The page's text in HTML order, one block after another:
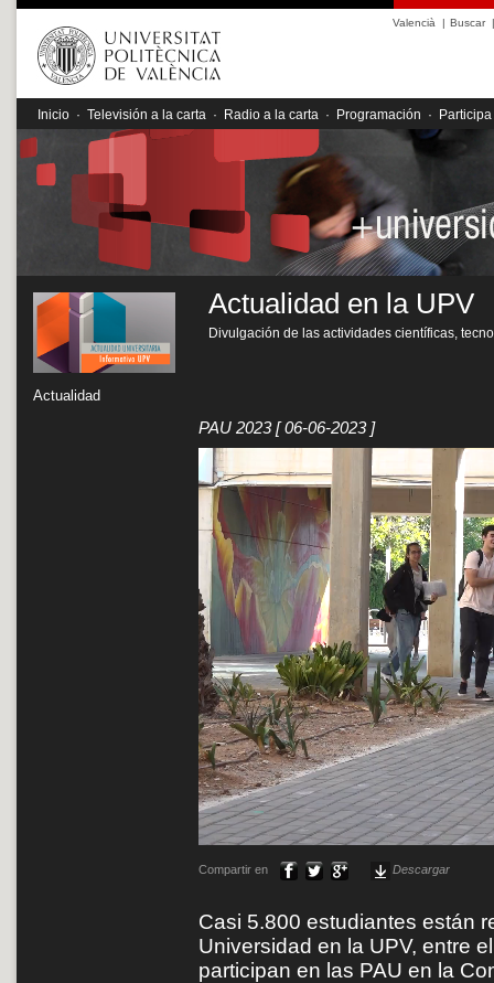
Valencià | Buscar|
Inicio · Televisión a la carta · Radio a la carta · Programación · Participa
Actualidad
Actualidad en la UPV
Divulgación de las actividades científicas,
PAU 2023[ 06-06-2023 ]
Compartir en Descargar
Casi 5.800 estudiantes están
Universidad en la UPV, entre
participan en las PAU en la